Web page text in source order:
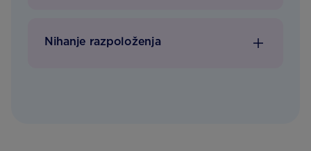
Nihanje razpoloženja